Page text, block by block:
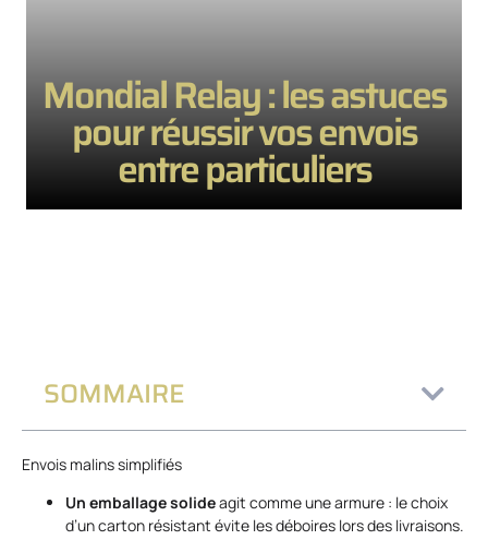
Mondial Relay : les astuces
pour réussir vos envois
entre particuliers
SOMMAIRE
Envois malins simplifiés
Un emballage solideagit comme une armure : le choix
d’un carton résistant évite les déboires lors des livraisons.